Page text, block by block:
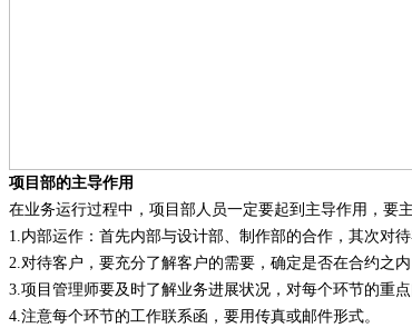
项目部的主导作用
在业务运行过程中，项目部人员一定要起到主导作用，要
1. 内部运作 ： 首先内部与设计部、制作部的合作，其次对待
2. 对待客户，要充分了解客户的需要，确定是否在合约之
3. 项目管理师要及时了解业务进展状况，对每个环节的重
4. 注意每个环节的工作联系函，要用传真或邮件形式。